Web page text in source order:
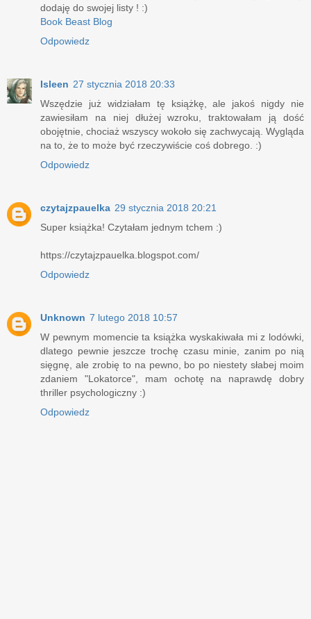
dodaję do swojej listy ! :)
Book Beast Blog
Odpowiedz
Isleen 27 stycznia 2018 20:33
Wszędzie już widziałam tę książkę, ale jakoś nigdy nie
zawiesiłam na niej dłużej wzroku, traktowałam ją dość
obojętnie, chociaż wszyscy wokoło się zachwycają. Wygląda
na to, że to może być rzeczywiście coś dobrego. :)
Odpowiedz
czytajzpauelka 29 stycznia 2018 20:21
Super książka! Czytałam jednym tchem :)
https://czytajzpauelka.blogspot.com/
Odpowiedz
Unknown 7 lutego 2018 10:57
W pewnym momencie ta książka wyskakiwała mi z lodówki,
dlatego pewnie jeszcze trochę czasu minie, zanim po nią
sięgnę, ale zrobię to na pewno, bo po niestety słabej moim
zdaniem "Lokatorce", mam ochotę na naprawdę dobry
thriller psychologiczny :)
Odpowiedz